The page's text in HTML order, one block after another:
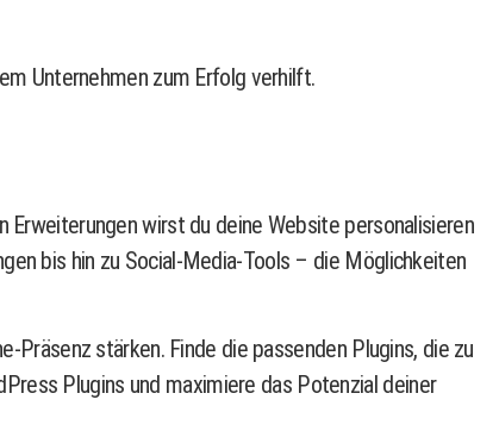
Unternehmen zum Erfolg verhilft.
wirst du deine Website personalisieren
bis hin zu Social-Media-Tools – die Möglichkeiten
Präsenz stärken. Finde die passenden Plugins, die zu
Plugins und maximiere das Potenzial deiner